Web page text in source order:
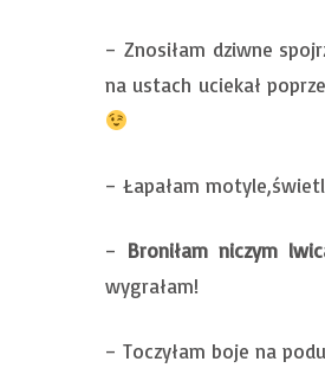
– Znosiłam dziwne
na ustach uciekał
– Łapałam
– Broniłam niczym
wygrałam!
– Toczyłam boje na